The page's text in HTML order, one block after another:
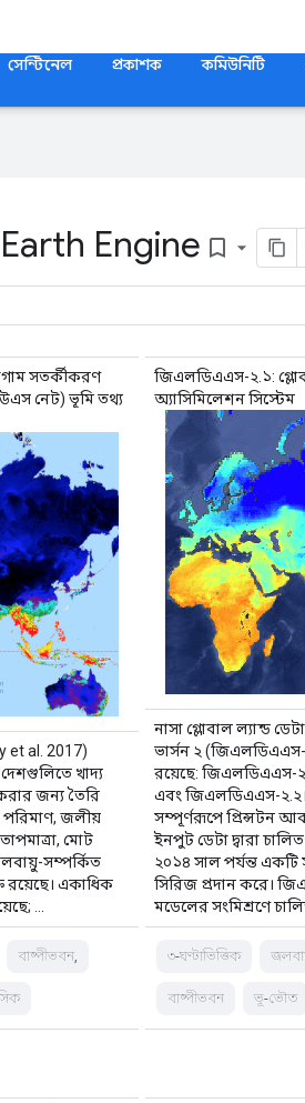
সেন্টিনেল প্রকাশক কমিউনিটি
Engine bookmark_border
সতর্কীকরণ
নেট) ভূমি তথ্য
et al. 2017)
দেশগুলিতে খাদ্য
জন্য তৈরি
পরিমাণ, জলীয়
মোট
সম্পর্কিত
রয়েছে। একাধিক
…
বাষ্পীভবন,
জিএলডিএএস-২.১:
অ্যাসিমিলেশন সিস্টেম
নাসা গ্লোবাল ল্যান্ড
ভার্সন ২
রয়েছে: জিএলডিএএস-
এবং জিএলডিএএস-
সম্পূর্ণরূপে প্রিন্সটন
ইনপুট ডেটা দ্বারা
২০১৪ সাল পর্যন্ত একটি
সিরিজ প্রদান করে।
মডেলের সংমিশ্রণে
৩-ঘণ্টাভিত্তিক
বাষ্পীভবন ভূ-ভৌত